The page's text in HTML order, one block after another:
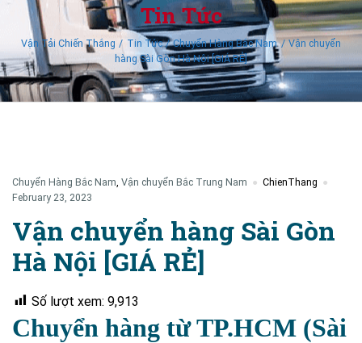
Tin Tức
Vận Tải Chiến Thắng Tin Tức Chuyển Hàng Bắc Nam
Vận chuyển
hàng Sài Gòn Hà Nội [GIÁ RẺ]
Chuyển Hàng Bắc Nam Vận chuyển Bắc Trung Nam
ChienThang
February 23, 2023
Vận chuyển hàng Sài Gòn
Hà Nội [GIÁ RẺ]
Số lượt xem: 9,913
Chuyển hàng từ TP.HCM (Sài